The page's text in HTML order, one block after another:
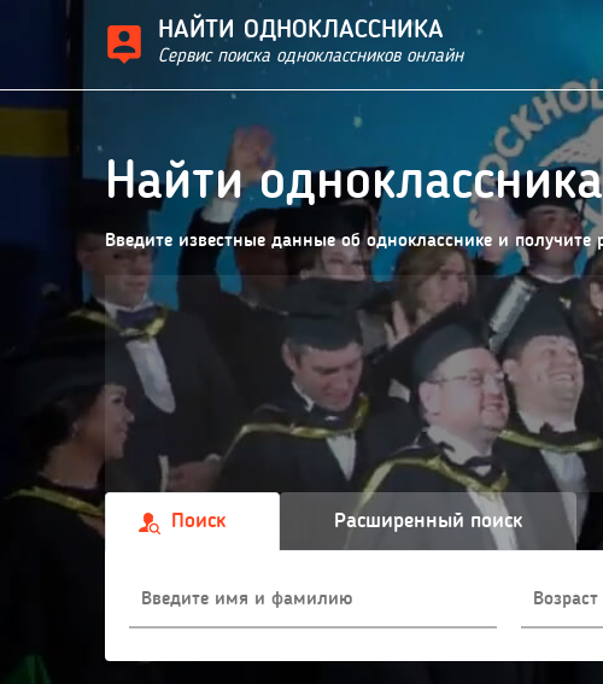
НАЙТИ ОДНОКЛАССНИКА
Сервис поиска одноклассников онлайн
Найти
Введите известные данные об однокласснике и получите
Поиск Расширенный поиск